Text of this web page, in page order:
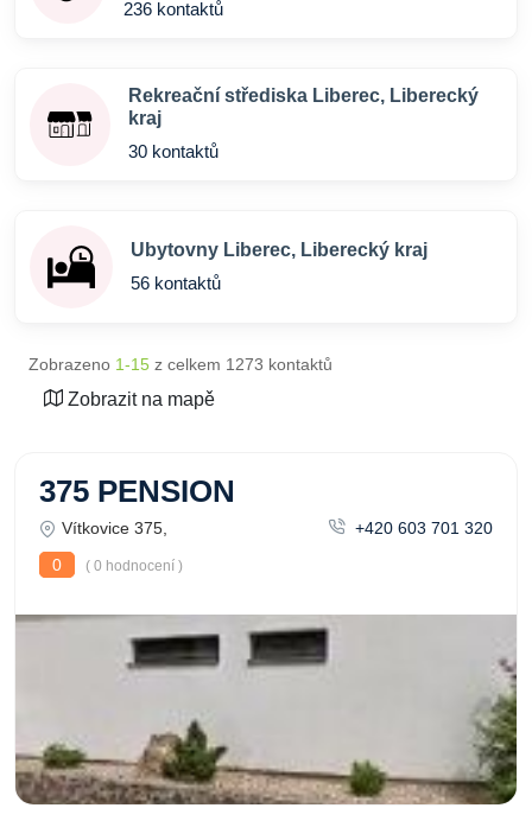
236 kontaktů
Rekreační střediska Liberec, Liberecký
kraj
30 kontaktů
Ubytovny Liberec, Liberecký kraj
56 kontaktů
Zobrazeno 1-15 z celkem 1273 kontaktů
Zobrazit na mapě
375 PENSION
Vítkovice 375,
+420 603 701 320
0
( 0 hodnocení )